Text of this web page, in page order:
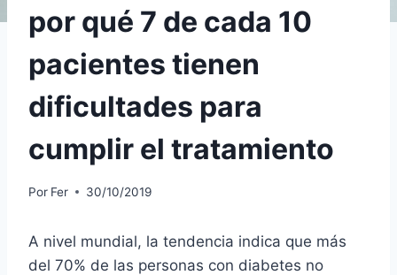
por qué 7 de cada 10
pacientes tienen
dificultades para
cumplir el tratamiento
Por Fer 30/10/2019
A nivel mundial, la tendencia indica que más
del 70% de las personas con diabetes no